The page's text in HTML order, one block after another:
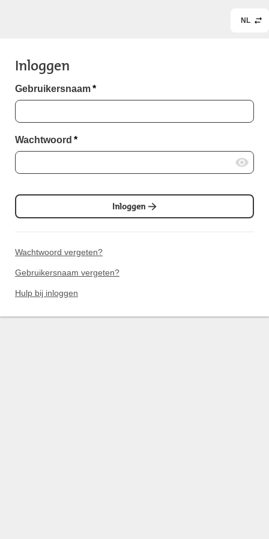
NL
Inloggen
Gebruikersnaam*
Wachtwoord *
Inloggen
Wachtwoord vergeten?
Gebruikersnaam vergeten?
Hulp bij inloggen